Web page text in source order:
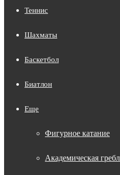
Теннис
Шахматы
Баскетбол
Биатлон
Еще
Фигурное катание
Академическая